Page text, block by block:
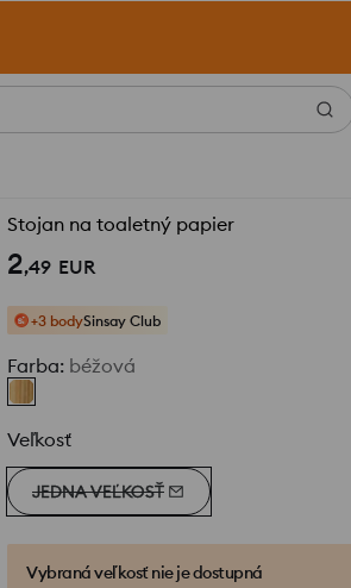
Stojan na toaletný papier
2,49 EUR
+3 bodySinsay Club
Farba: béžová
Veľkosť
JEDNA VEĽKOSŤ
Vybraná veľkosť nie je dostupná